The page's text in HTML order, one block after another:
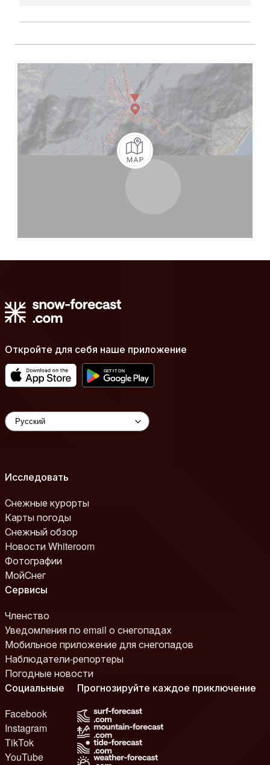
Откройте для себя наше приложение
Исследовать
Снежные курорты
Карты погоды
Снежный обзор
Новости Whiteroom
Фотографии
МойСнег
Сервисы
Членство
Уведомления по email о снегопадах
Мобильное приложение для снегопадов
Наблюдатели-репортеры
Погодные новости
Социальные
Facebook
Instagram
TikTok
YouTube
Прогнозируйте каждое приключение